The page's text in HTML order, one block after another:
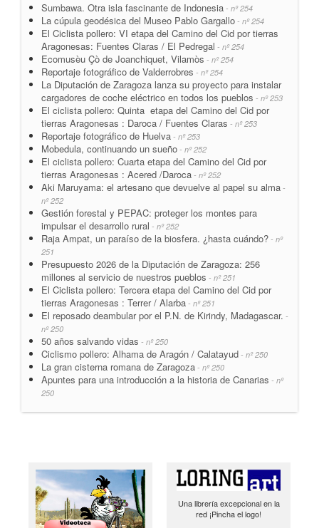
Sumbawa. Otra isla fascinante de Indonesia - nº 254
La cúpula geodésica del Museo Pablo Gargallo - nº 254
El Ciclista pollero: VI etapa del Camino del Cid por tierras
Aragonesas: Fuentes Claras / El Pedregal - nº 254
Ecomusèu Çò de Joanchiquet, Vilamòs - nº 254
Reportaje fotográfico de Valderrobres - nº 254
La Diputación de Zaragoza lanza su proyecto para instalar
cargadores de coche eléctrico en todos los pueblos - nº 253
El ciclista pollero: Quinta etapa del Camino del Cid por
tierras Aragonesas : Daroca / Fuentes Claras - nº 253
Reportaje fotográfico de Huelva - nº 253
Mobedula, continuando un sueño - nº 252
El ciclista pollero: Cuarta etapa del Camino del Cid por
tierras Aragonesas : Acered /Daroca - nº 252
Aki Maruyama: el artesano que devuelve al papel su alma -
nº 252
Gestión forestal y PEPAC: proteger los montes para
impulsar el desarrollo rural - nº 252
Raja Ampat, un paraíso de la biosfera. ¿hasta cuándo? - nº
251
Presupuesto 2026 de la Diputación de Zaragoza: 256
millones al servicio de nuestros pueblos - nº 251
El Ciclista pollero: Tercera etapa del Camino del Cid por
tierras Aragonesas : Terrer / Alarba - nº 251
El reposado deambular por el P.N. de Kirindy, Madagascar. -
nº 250
50 años salvando vidas - nº 250
Ciclismo pollero: Alhama de Aragón / Calatayud - nº 250
La gran cisterna romana de Zaragoza - nº 250
Apuntes para una introducción a la historia de Canarias - nº
250
Una librería excepcional en la
red ¡Pincha el logo!